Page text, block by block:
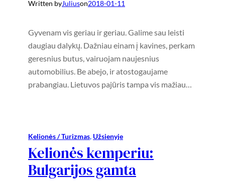
Written byJuliuson2018-01-11
Gyvenam vis geriau ir geriau. Galime sau leisti
daugiau dalykų. Dažniau einam į kavines, perkam
geresnius butus, vairuojam naujesnius
automobilius. Be abejo, ir atostogaujame
prabangiau. Lietuvos pajūris tampa vis mažiau…
Kelionės / Turizmas, Užsienyje
Kelionės kemperiu:
Bulgarijos gamta